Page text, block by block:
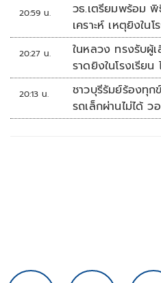
20:59 น.
วธ.เตรียมพร้อม พิ
เคราะห์ เหตุยิงในโ
20:27 น.
ในหลวง ทรงรับผู้
ราดยิงในโรงเรียน
20:13 น.
ชาวบุรีรัมย์ร้องทุก
รถเล็กผ่านไม่ได้ ว